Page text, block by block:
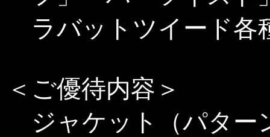
ラバットツイード各
＜ご優待内容＞
ジャケット（パター